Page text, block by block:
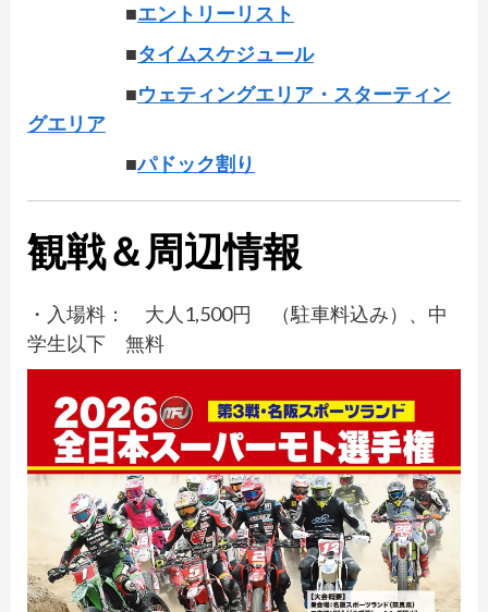
■エントリーリスト
■タイムスケジュール
■ウェティングエリア・スターティン
グエリア
■パドック割り
観戦＆周辺情報
・入場料： 大人1,500円 （駐車料込み）、中
学生以下 無料